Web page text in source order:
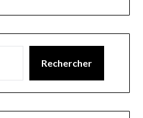
Rechercher